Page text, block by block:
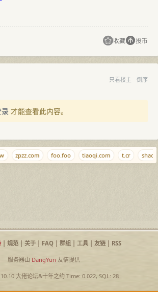
收藏 投币
只看楼主 倒序
才能查看此内容。
zpzz.com foo.foo tiaoqi.com t.cr
| 规范| 关于| FAQ| 群组| 工具| 友链| RSS
服务器由 DangYun 友情提供
大佬论坛&十年之约Time: 0.022, SQL: 28